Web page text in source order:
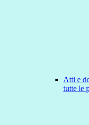
Atti e
tutte le